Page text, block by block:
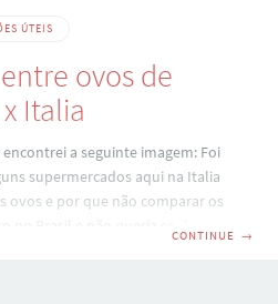
ÚTEIS
ovos de
Italia
a seguinte imagem: Foi
supermercados aqui na Italia
ovos e por que não comparar os
CONTINUE →